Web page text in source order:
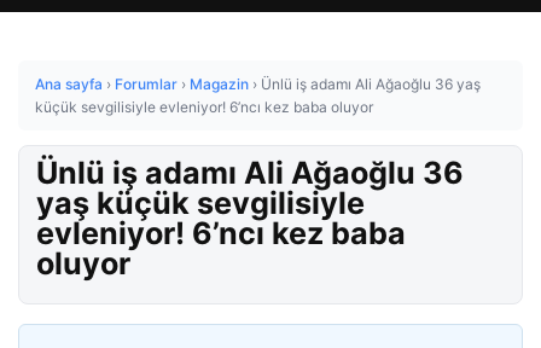
Ana sayfa › Forumlar › Magazin › Ünlü iş adamı Ali Ağaoğlu 36 yaş
küçük sevgilisiyle evleniyor! 6’ncı kez baba oluyor
Ünlü iş adamı Ali Ağaoğlu 36
yaş küçük sevgilisiyle
evleniyor! 6’ncı kez baba
oluyor